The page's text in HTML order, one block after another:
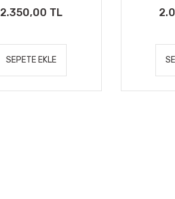
2.350,00 TL
SEPETE EKLE